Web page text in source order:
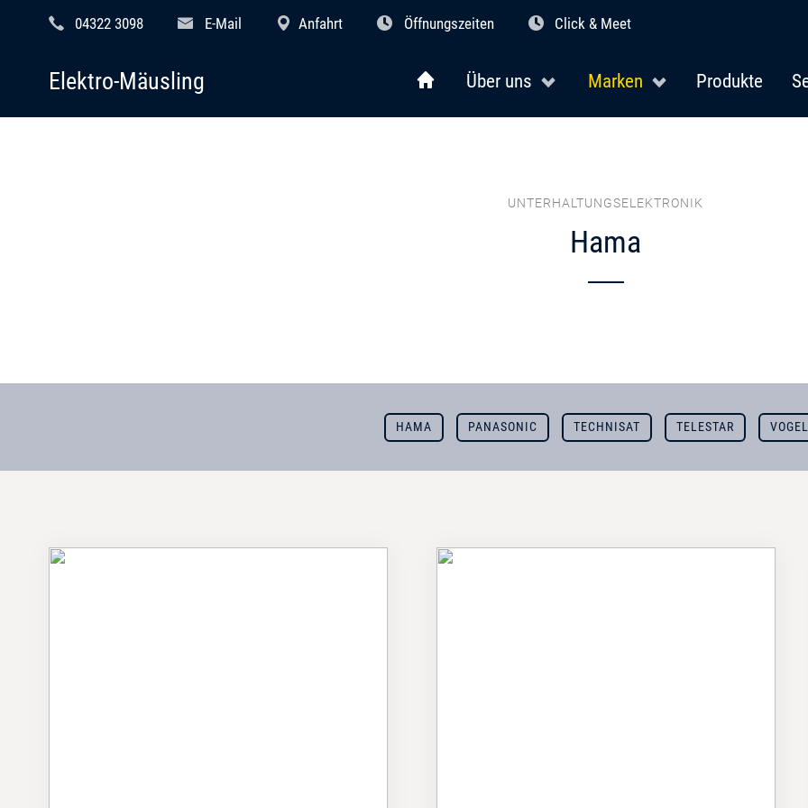
04322 3098 E-Mail Anfahrt Öffnungszeiten Click & Meet
Über uns Marken Produkte
Elektro-Mäusling
UNTERHALTUNGSELEKTRONIK
Hama
HAMA PANASONIC TECHNISAT TELESTAR